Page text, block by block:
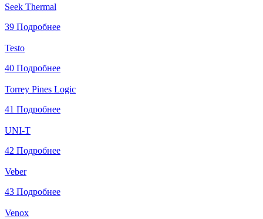
Seek Thermal
39 Подробнее
Testo
40 Подробнее
Torrey Pines Logic
41 Подробнее
UNI-T
42 Подробнее
Veber
43 Подробнее
Venox